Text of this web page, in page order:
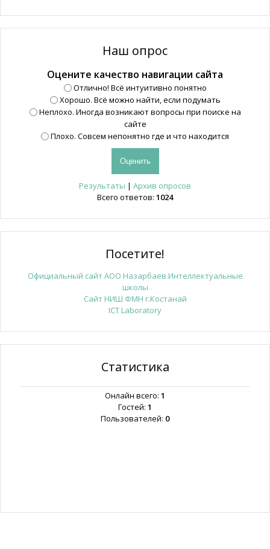
Наш опрос
Оцените качество навигации сайта
Отлично! Всё интуитивно понятно
Хорошо. Всё можно найти, если подумать
Неплохо. Иногда возникают вопросы при поиске на
сайте
Плохо. Совсем непонятно где и что находится
Результаты | Архив опросов
Всего ответов: 1024
Посетите!
Официальный сайт АОО Назарбаев Интеллектуальные
школы
Сайт НИШ ФМН г.Костанай
ICT Laboratory
Статистика
Онлайн всего: 1
Гостей: 1
Пользователей: 0